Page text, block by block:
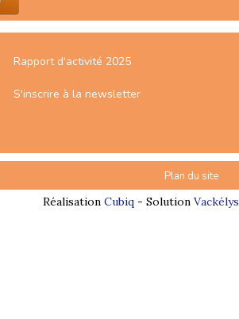
Rapport d'activité 2025
S'inscrire à la newsletter
Plan du site
Réalisation Cubiq- Solution Vackélys